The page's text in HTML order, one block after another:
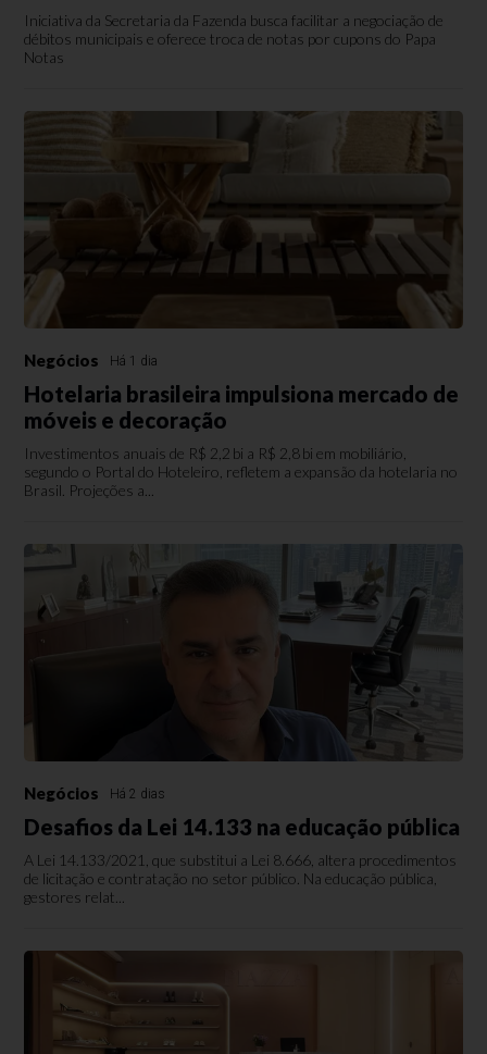
Iniciativa da Secretaria da Fazenda busca facilitar a negociação de
débitos municipais e oferece troca de notas por cupons do Papa
Notas
Negócios Há 1 dia
Hotelaria brasileira impulsiona mercado de
móveis e decoração
Investimentos anuais de R$ 2,2 bi a R$ 2,8 bi em mobiliário,
segundo o Portal do Hoteleiro, refletem a expansão da hotelaria no
Brasil. Projeções a...
Negócios Há 2 dias
Desafios da Lei 14.133 na educação pública
A Lei 14.133/2021, que substitui a Lei 8.666, altera procedimentos
de licitação e contratação no setor público. Na educação pública,
gestores relat...